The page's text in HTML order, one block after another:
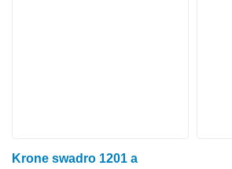
Krone swadro 1201 a